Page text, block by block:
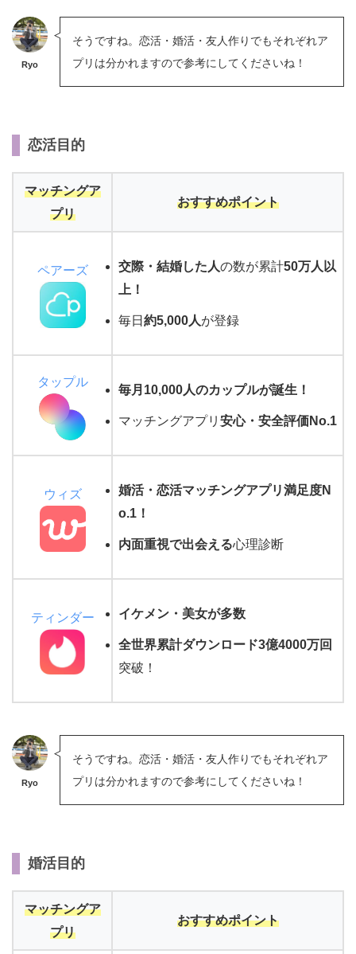
Ryo
そうですね。恋活・婚活・友人作りでもそれぞれア
プリは分かれますので参考にしてくださいね！
恋活目的
マッチングア
プリ
おすすめポイント
ペアーズ 交際・結婚した人の数が累計50万人以
上！
毎日 約5,000人が登録
タップル
毎月10,000人のカップルが誕生！
マッチングアプリ 安心・安全評価No.1
ウィズ
婚活・恋活マッチングアプリ満足度N
o.1 ！
内面重視で出会える心理診断
ティンダー イケメン・美女が多数
全世界累計ダウンロード3億4000万回
突破！
Ryo
そうですね。恋活・婚活・友人作りでもそれぞれア
プリは分かれますので参考にしてくださいね！
婚活目的
マッチングア
プリ
おすすめポイント